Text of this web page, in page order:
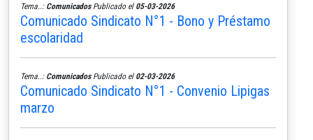
Tema..: ComunicadosPublicado el 05-03-2026
Comunicado Sindicato N°1 - Bono y Préstamo
escolaridad
Tema..: ComunicadosPublicado el 02-03-2026
Comunicado Sindicato N°1 - Convenio Lipigas
marzo